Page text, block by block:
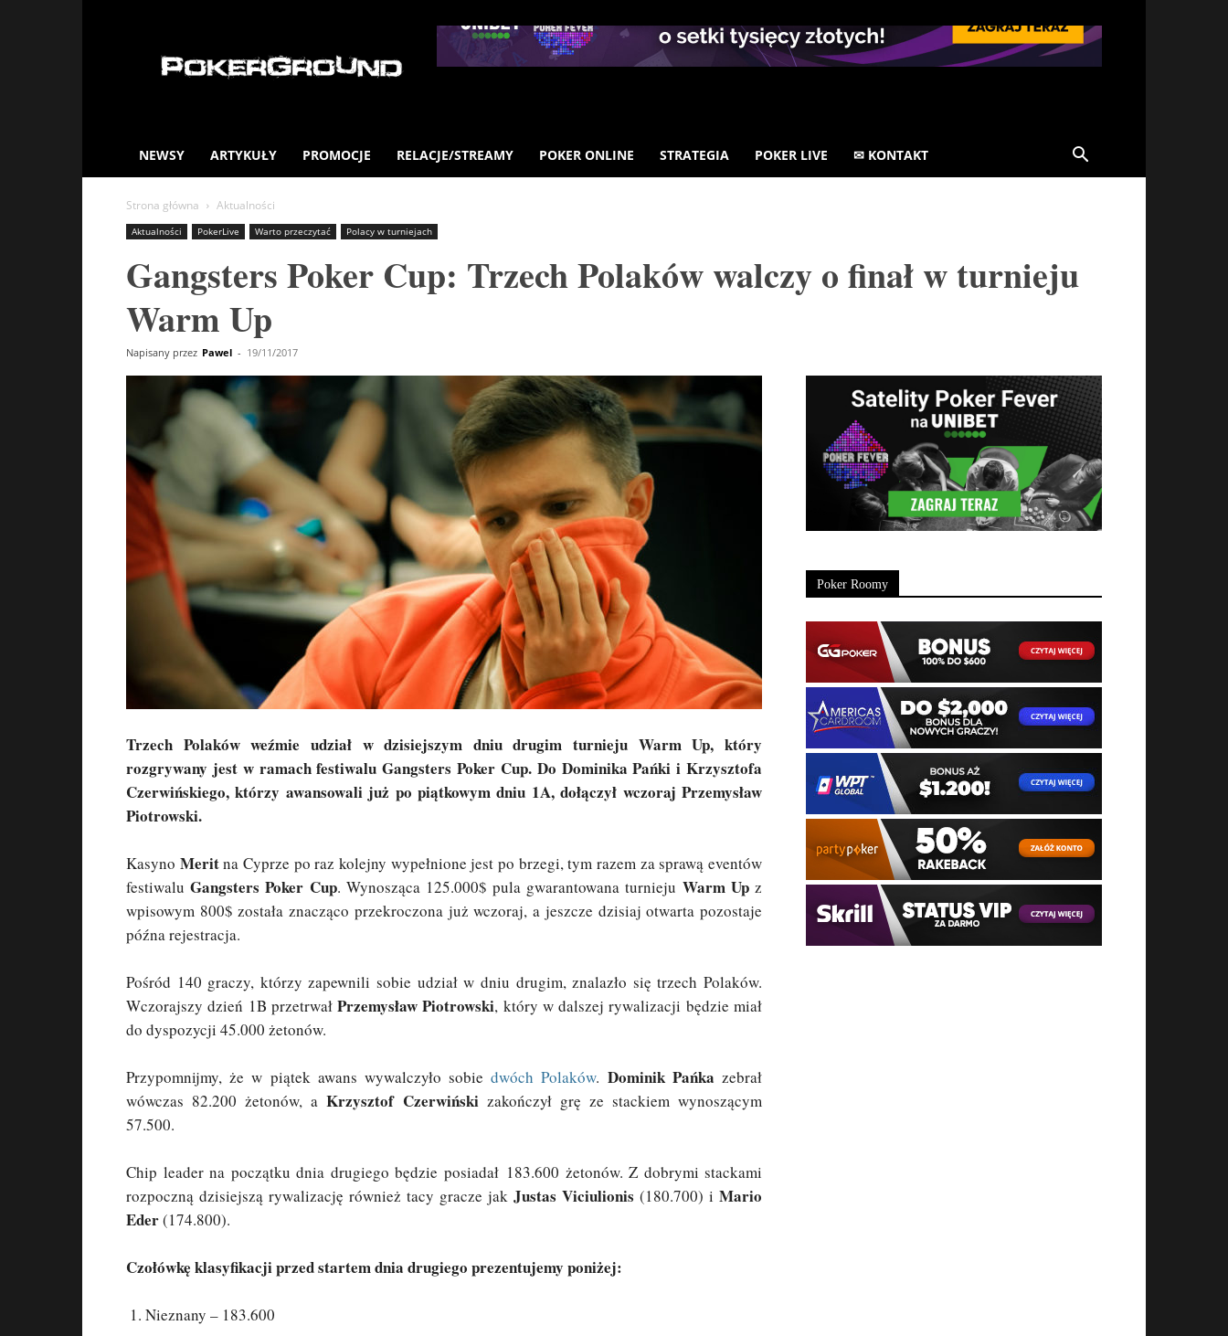
NEWSY ARTYKUŁY PROMOCJE RELACJE/STREAMY POKER ONLINE STRATEGIA POKER LIVE ✉ KONTAKT
Strona główna Aktualności
Aktualności PokerLive Warto przeczytać Polacy w turniejach
Gangsters Poker Cup: Trzech Polaków walczy o finał w turnieju
Warm Up
Napisany przez Pawel - 19/11/2017
Trzech Polaków weźmie udział w dzisiejszym dniu drugim turnieju Warm Up, który
rozgrywany jest w ramach festiwalu Gangsters Poker Cup. Do Dominika Pańki i Krzysztofa
Czerwińskiego, którzy awansowali już po piątkowym dniu 1A, dołączył wczoraj Przemysław
Piotrowski.
Kasyno Meritna Cyprze po raz kolejny wypełnione jest po brzegi, tym razem za sprawą eventów
festiwalu Gangsters Poker Cup. Wynosząca 125.000$ pula gwarantowana turnieju Warm Upz
wpisowym 800$ została znacząco przekroczona już wczoraj, a jeszcze dzisiaj otwarta pozostaje
późna rejestracja.
Pośród 140 graczy, którzy zapewnili sobie udział w dniu drugim, znalazło się trzech Polaków.
Wczorajszy dzień 1B przetrwałPrzemysław Piotrowski, który w dalszej rywalizacji będzie miał
do dyspozycji 45.000 żetonów.
Przypomnijmy, że w piątek awans wywalczyło sobiedwóch Polaków. Dominik Pańka zebrał
wówczas 82.200 żetonów, aKrzysztof Czerwińskizakończył grę ze stackiem wynoszącym
57.500.
Chip leader na początku dnia drugiego będzie posiadał 183.600 żetonów. Z dobrymi stackami
rozpoczną dzisiejszą rywalizację również tacy gracze jak Justas Viciulionis (180.700) i Mario
Eder(174.800).
Czołówkę klasyfikacji przed startem dnia drugiego prezentujemy poniżej:
Nieznany – 183.600
Poker Roomy